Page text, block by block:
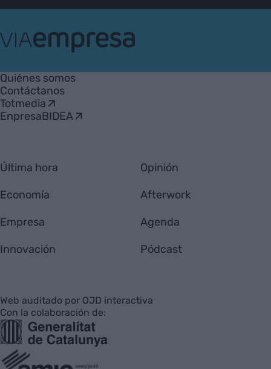
Empresa
Quiénes somos
Contáctanos
Totmedia
EnpresaBIDEA
Última hora
Economía
Empresa
Innovación
Opinión
Afterwork
Agenda
Pódcast
Web auditado por OJD interactiva
Con la colaboración de: